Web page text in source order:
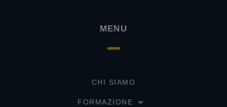
MENU
CHI SIAMO
FORMAZIONE